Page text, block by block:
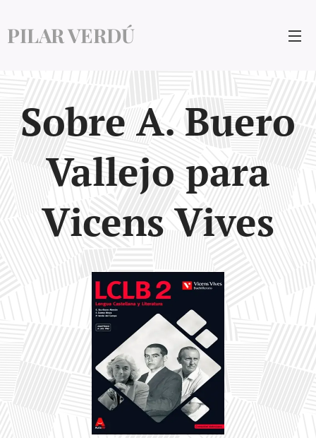
PILAR VERDÚ
Sobre A. Buero
Vallejo para
Vicens Vives